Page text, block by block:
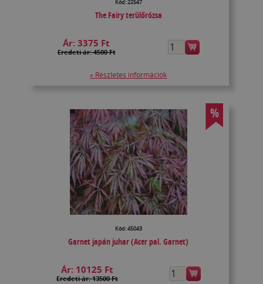
Kód: 22547
The Fairy terülőrózsa
Ár:3375 Ft
Eredeti ár: 4500 Ft
» Részletes információk
%
Kód: 45043
Garnet japán juhar (Acer pal. Garnet)
Ár: 10125 Ft
Eredeti ár: 13500 Ft